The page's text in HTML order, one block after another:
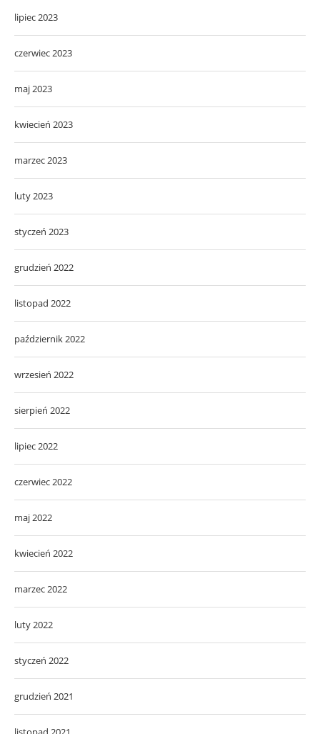
lipiec 2023
czerwiec 2023
maj 2023
kwiecień 2023
marzec 2023
luty 2023
styczeń 2023
grudzień 2022
listopad 2022
październik 2022
wrzesień 2022
sierpień 2022
lipiec 2022
czerwiec 2022
maj 2022
kwiecień 2022
marzec 2022
luty 2022
styczeń 2022
grudzień 2021